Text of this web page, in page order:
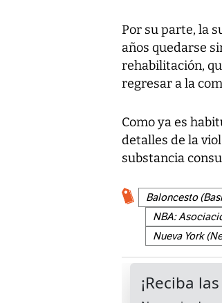
Por su parte, la
años quedarse
rehabilitación,
regresar a la
Como ya es
detalles de la
substancia
Baloncesto
NBA:
Nueva York